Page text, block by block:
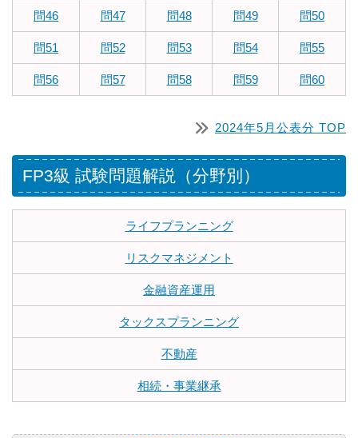
問46 問47 問48 問49 問50
問51 問52 問53 問54 問55
問56 問57 問58 問59 問60
2024年5月公表分 TOP
FP3級 試験問題解説（分野別）
ライフプランニング
リスクマネジメント
金融資産運用
タックスプランニング
不動産
相続・事業継承